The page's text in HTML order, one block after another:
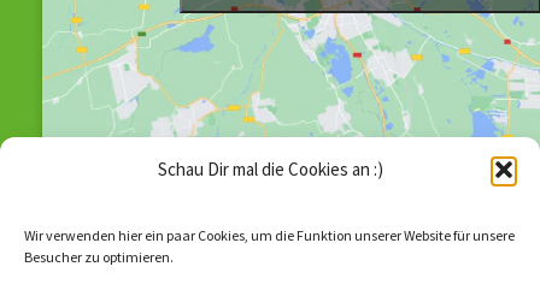
Schau Dir mal die Cookies an :)
Wir verwenden hier ein paar Cookies, um die Funktion unserer Website für unsere
Besucher zu optimieren.